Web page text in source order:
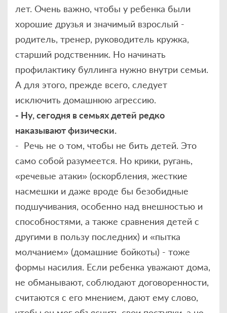
лет. Очень важно, чтобы у ребенка были
хорошие друзья и значимый взрослый -
родитель, тренер, руководитель кружка,
старший родственник. Но начинать
профилактику буллинга нужно внутри семьи.
А для этого, прежде всего, следует
исключить домашнюю агрессию.
- Ну, сегодня в семьях детей редко
наказывают физически.
- Речь не о том, чтобы не бить детей. Это
само собой разумеется. Но крики, ругань,
«речевые атаки» (оскорбления, жесткие
насмешки и даже вроде бы безобидные
подшучивания, особенно над внешностью и
способностями, а также сравнения детей с
другими в пользу последних) и «пытка
молчанием» (домашние бойкоты) - тоже
формы насилия. Если ребенка уважают дома,
не обманывают, соблюдают договоренности,
считаются с его мнением, дают ему слово,